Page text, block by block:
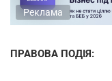
Реклама
ПРАВОВА ПОДІЯ: